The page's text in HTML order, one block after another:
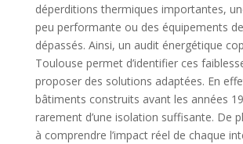
déperditions thermiques importantes,
peu performante ou des équipements
dépassés. Ainsi, un audit énergétique
Toulouse permet d’identifier ces
proposer des solutions adaptées. En
bâtiments construits avant les années
rarement d’une isolation suffisante. De
à comprendre l’impact réel de chaque